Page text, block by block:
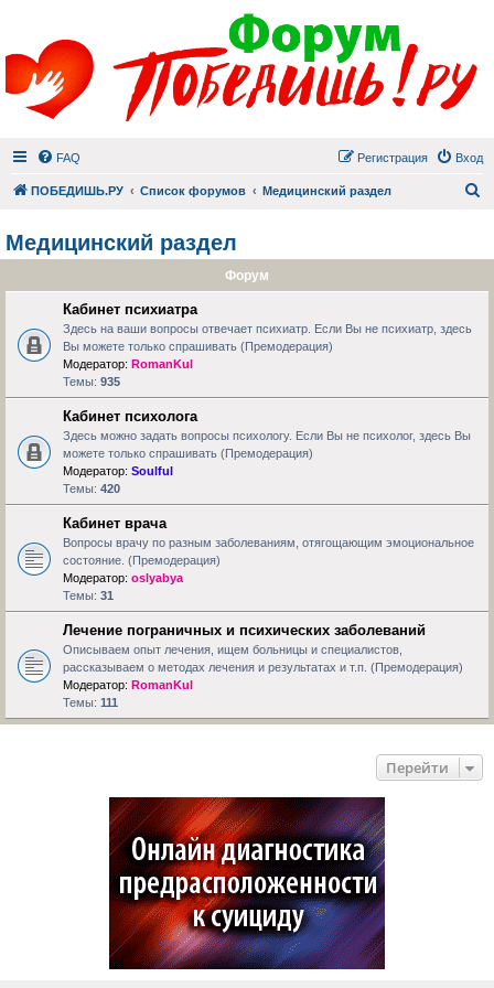
FAQ Вход
Регистрация
ПОБЕДИШЬ.РУ Список форумов Медицинский раздел
Медицинский раздел
Форум
Кабинет психиатра
Здесь на ваши вопросы отвечает психиатр. Если Вы не психиатр, здесь
Вы можете только спрашивать (Премодерация)
Модератор: RomanKul
Темы: 935
Кабинет психолога
Здесь можно задать вопросы психологу. Если Вы не психолог, здесь Вы
можете только спрашивать (Премодерация)
Модератор: Soulful
Темы: 420
Кабинет врача
Вопросы врачу по разным заболеваниям, отягощающим эмоциональное
состояние. (Премодерация)
Модератор: oslyabya
Темы: 31
Лечение пограничных и психических заболеваний
Описываем опыт лечения, ищем больницы и специалистов,
рассказываем о методах лечения и результатах и т.п. (Премодерация)
Модератор: RomanKul
Темы: 111
Перейти